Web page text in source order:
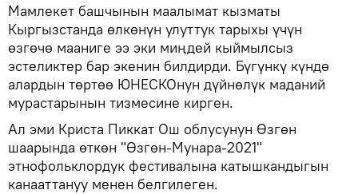
Мамлекет башчынын маалымат кызматы
Кыргызстанда өлкөнүн улуттук тарыхы үчүн
өзгөчө мааниге ээ эки миңдей кыймылсыз
эстеликтер бар экенин билдирди. Бүгүнкү күндө
алардын төртөө ЮНЕСКОнун дүйнөлүк маданий
мурастарынын тизмесине кирген.
Ал эми Криста Пиккат Ош облусунун Өзгөн
шаарында өткөн "Өзгөн-Мунара-2021"
этнофольклордук фестивалына катышкандыгын
канааттануу менен белгилеген.